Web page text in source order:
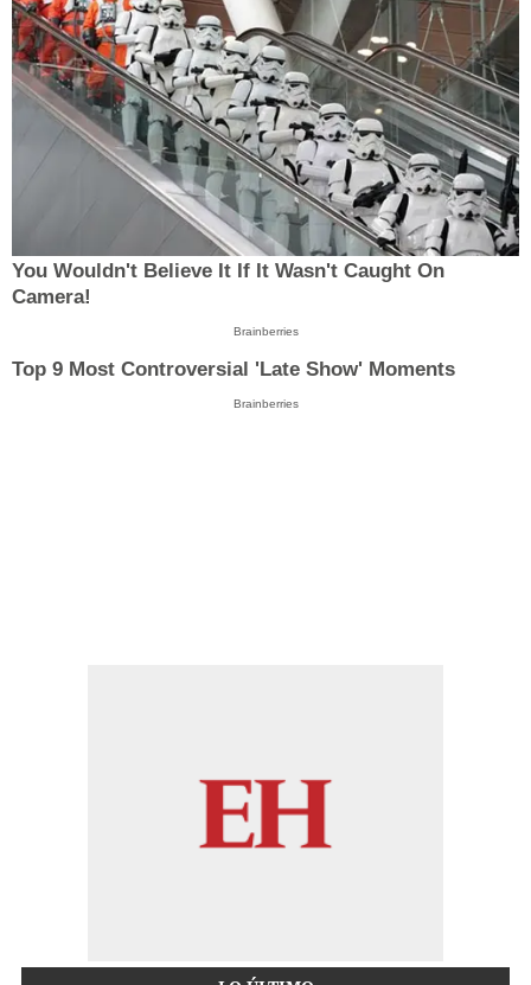
You Wouldn't Believe It If It Wasn't Caught On
Camera!
Brainberries
Top 9 Most Controversial 'Late Show' Moments
Brainberries